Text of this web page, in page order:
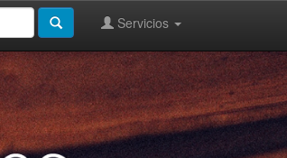
Servicios